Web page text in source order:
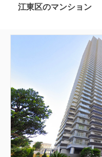
江東区のマンション